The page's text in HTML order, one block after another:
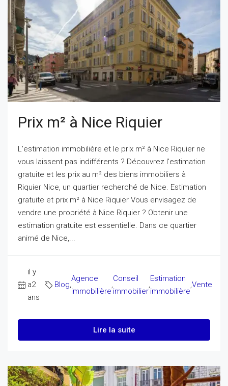
Prix m² à Nice Riquier
L'estimation immobilière et le prix m² à Nice Riquier ne
vous laissent pas indifférents ? Découvrez l'estimation
gratuite et les prix au m² des biens immobiliers à
Riquier Nice, un quartier recherché de Nice. Estimation
gratuite et prix m² à Nice Riquier Vous envisagez de
vendre une propriété à Nice Riquier ? Obtenir une
estimation gratuite est essentielle. Dans ce quartier
animé de Nice,...
il y
a2
ans
Blog,
Agence
immobilière
,
Conseil
immobilier
,
Estimation
immobilière
,Vente
Lire la suite